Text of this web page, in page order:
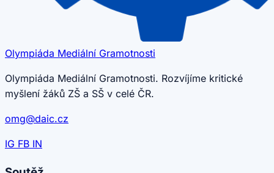
Olympiáda Mediální Gramotnosti
Olympiáda Mediální Gramotnosti. Rozvíjíme kritické
myšlení žáků ZŠ a SŠ v celé ČR.
omg@daic.cz
IG FB IN